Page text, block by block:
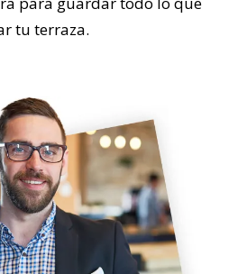
tu terraza.